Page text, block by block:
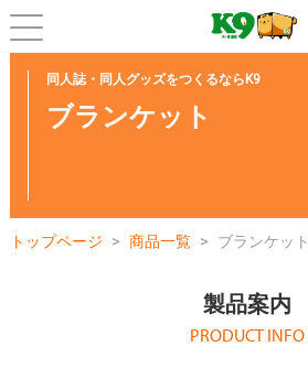
同人誌・同人グッズをつくるならK9
ブランケット
トップページ 商品一覧 ブランケット
製品案内
PRODUCT INFO